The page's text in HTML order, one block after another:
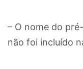
– O nome do
não foi incluído